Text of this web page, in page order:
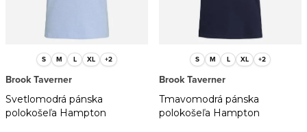
S M L XL +2
Svetlomodrá pánska
polokošeľa Hampton
Brook Taverner
S M L XL +2
Tmavomodrá pánska
polokošeľa Hampton
Brook Taverner